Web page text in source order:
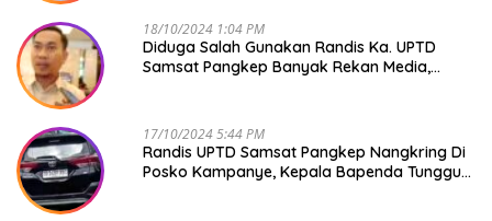
18/10/2024 1:04 PM
Diduga Salah Gunakan Randis Ka. UPTD
Samsat Pangkep Banyak Rekan Media,
17/10/2024 5:44 PM
Randis UPTD Samsat Pangkep Nangkring Di
Posko Kampanye, Kepala Bapenda Tunggu